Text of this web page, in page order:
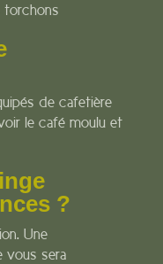
torchons
de cafetière
le café moulu et
?
Une
vous sera